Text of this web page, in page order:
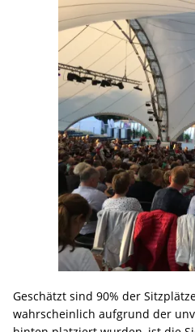
Geschätzt sind 90% der
wahrscheinlich aufgrund der